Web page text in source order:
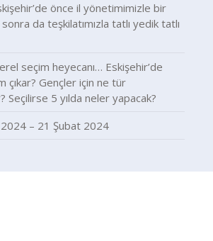
önce il yönetimimizle bir
da teşkilatımızla tatlı yedik tatlı
seçim heyecanı… Eskişehir’de
çıkar? Gençler için ne tür
Seçilirse 5 yılda neler yapacak?
– 21 Şubat 2024